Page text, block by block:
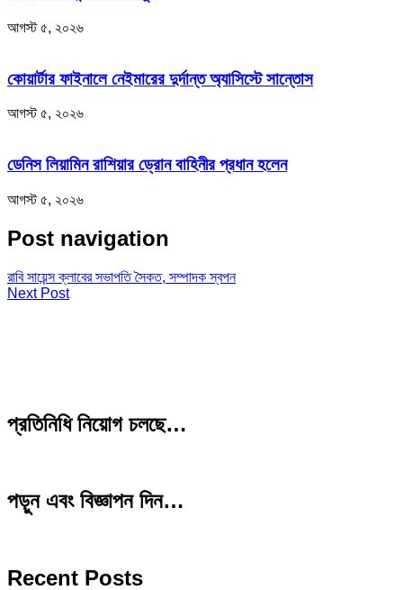
আগস্ট ৫, ২০২৬
কোয়ার্টার ফাইনালে নেইমারের দুর্দান্ত অ্যাসিস্টে সান্তোস
আগস্ট ৫, ২০২৬
ডেনিস লিয়ামিন রাশিয়ার ড্রোন বাহিনীর প্রধান হলেন
আগস্ট ৫, ২০২৬
Post navigation
রাবি সায়েন্স ক্লাবের সভাপতি সৈকত, সম্পাদক স্বপন
Next Post
প্রতিনিধি নিয়োগ চলছে…
পড়ুন এবং বিজ্ঞাপন দিন…
Recent Posts